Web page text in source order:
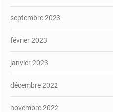
septembre 2023
février 2023
janvier 2023
décembre 2022
novembre 2022